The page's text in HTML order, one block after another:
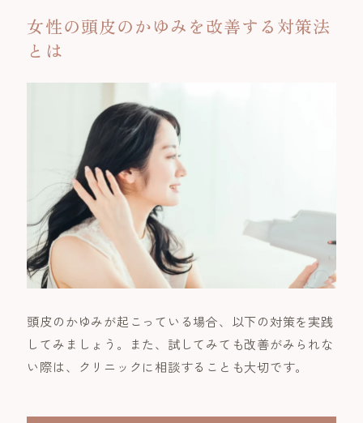
女性の頭皮のかゆみを改善する対策法
とは
頭皮のかゆみが起こっている場合、以下の対策を実践
してみましょう。また、試してみても改善がみられな
い際は、クリニックに相談することも大切です。